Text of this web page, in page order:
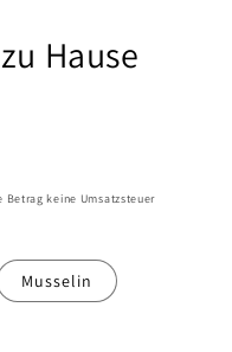
Hause
Betrag keine Umsatzsteuer
Musselin